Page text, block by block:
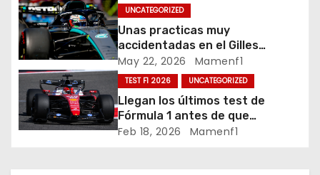
d
e
e
n
t
UNCATEGORIZED
Unas practicas muy
accidentadas en el Gilles
Villeneuve deja a Fernando en
buena posición, ¿será real?… /
Crónica libes 1 GP Canadá
May 22, 2026 Mamenf1
TEST F1 2026 UNCATEGORIZED
Llegan los últimos test de
Fórmula 1 antes de que
comience la nueva temporada
Feb 18, 2026 Mamenf1